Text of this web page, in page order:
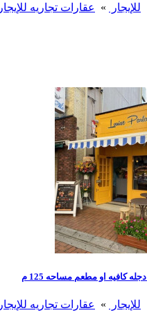
للإيجار » عقارات تجاريه للإيجار
كافيه او مطعم مساحه 125 م
للإيجار » عقارات تجاريه للإيجار